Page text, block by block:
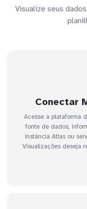
Visualize seus
Conectar
Acesse a plataforma
fonte de dados,
instância Atlas ou
Visualizações deseja